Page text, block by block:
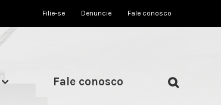
Filie-se Denuncie Fale conosco
Fale conosco